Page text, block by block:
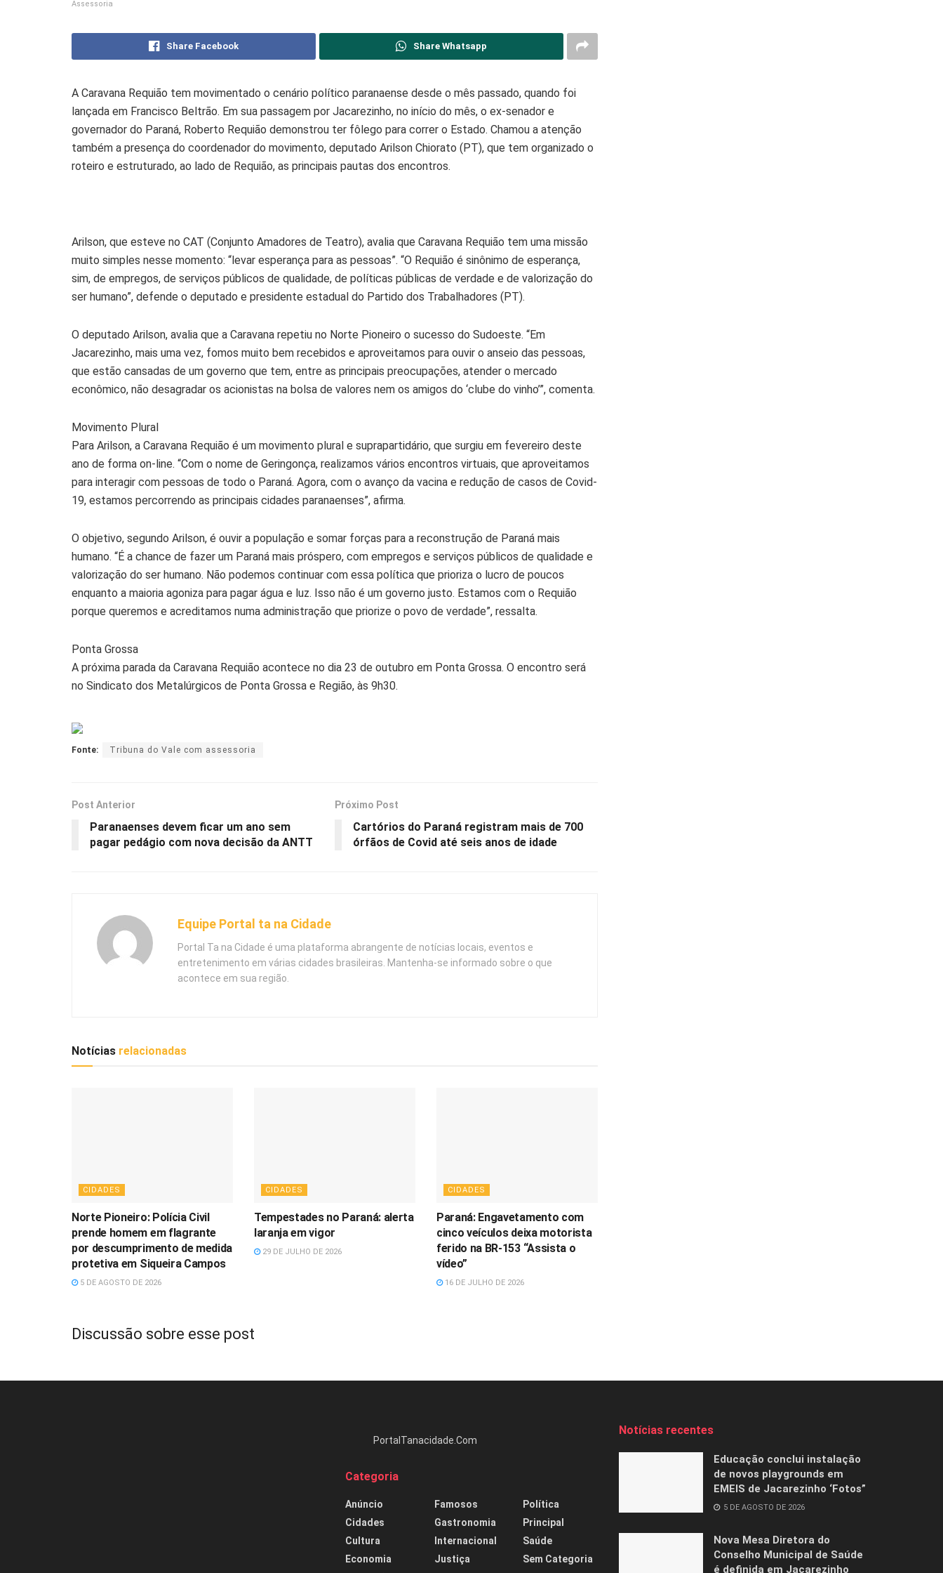
Assessoria
Share Facebook Share Whatsapp
A Caravana Requião tem movimentado o cenário político paranaense desde o mês passado, quando foi
lançada em Francisco Beltrão. Em sua passagem por Jacarezinho, no início do mês, o ex-senador e
governador do Paraná, Roberto Requião demonstrou ter fôlego para correr o Estado. Chamou a atenção
também a presença do coordenador do movimento, deputado Arilson Chiorato (PT), que tem organizado o
roteiro e estruturado, ao lado de Requião, as principais pautas dos encontros.
Arilson, que esteve no CAT (Conjunto Amadores de Teatro), avalia que Caravana Requião tem uma missão
muito simples nesse momento: “levar esperança para as pessoas”. “O Requião é sinônimo de esperança,
sim, de empregos, de serviços públicos de qualidade, de políticas públicas de verdade e de valorização do
ser humano”, defende o deputado e presidente estadual do Partido dos Trabalhadores (PT).
O deputado Arilson, avalia que a Caravana repetiu no Norte Pioneiro o sucesso do Sudoeste. “Em
Jacarezinho, mais uma vez, fomos muito bem recebidos e aproveitamos para ouvir o anseio das pessoas,
que estão cansadas de um governo que tem, entre as principais preocupações, atender o mercado
econômico, não desagradar os acionistas na bolsa de valores nem os amigos do ‘clube do vinho’”, comenta.
Movimento Plural
Para Arilson, a Caravana Requião é um movimento plural e suprapartidário, que surgiu em fevereiro deste
ano de forma on-line. “Com o nome de Geringonça, realizamos vários encontros virtuais, que aproveitamos
para interagir com pessoas de todo o Paraná. Agora, com o avanço da vacina e redução de casos de Covid-
19, estamos percorrendo as principais cidades paranaenses”, afirma.
O objetivo, segundo Arilson, é ouvir a população e somar forças para a reconstrução de Paraná mais
humano. “É a chance de fazer um Paraná mais próspero, com empregos e serviços públicos de qualidade e
valorização do ser humano. Não podemos continuar com essa política que prioriza o lucro de poucos
enquanto a maioria agoniza para pagar água e luz. Isso não é um governo justo. Estamos com o Requião
porque queremos e acreditamos numa administração que priorize o povo de verdade”, ressalta.
Ponta Grossa
A próxima parada da Caravana Requião acontece no dia 23 de outubro em Ponta Grossa. O encontro será
no Sindicato dos Metalúrgicos de Ponta Grossa e Região, às 9h30.
Fonte: Tribuna do Vale com assessoria
Post Anterior
Paranaenses devem ficar um ano sem
pagar pedágio com nova decisão da ANTT
Próximo Post
Cartórios do Paraná registram mais de 700
órfãos de Covid até seis anos de idade
Equipe Portal ta na Cidade
Portal Ta na Cidade é uma plataforma abrangente de notícias locais, eventos e
entretenimento em várias cidades brasileiras. Mantenha-se informado sobre o que
acontece em sua região.
Notícias relacionadas
CIDADES
Norte Pioneiro: Polícia Civil
prende homem em flagrante
por descumprimento de medida
protetiva em Siqueira Campos
5 DE AGOSTO DE 2026
CIDADES
Tempestades no Paraná: alerta
laranja em vigor
29 DE JULHO DE 2026
CIDADES
Paraná: Engavetamento com
cinco veículos deixa motorista
ferido na BR-153 “Assista o
vídeo”
16 DE JULHO DE 2026
Discussão sobre esse post
PortalTanacidade.Com
Categoria
Anúncio
Cidades
Cultura
Economia
Famosos
Gastronomia
Internacional
Justiça
Política
Principal
Saúde
Sem Categoria
Notícias recentes
Educação conclui instalação
de novos playgrounds em
EMEIS de Jacarezinho ‘Fotos”
5 DE AGOSTO DE 2026
Nova Mesa Diretora do
Conselho Municipal de Saúde
é definida em Jacarezinho